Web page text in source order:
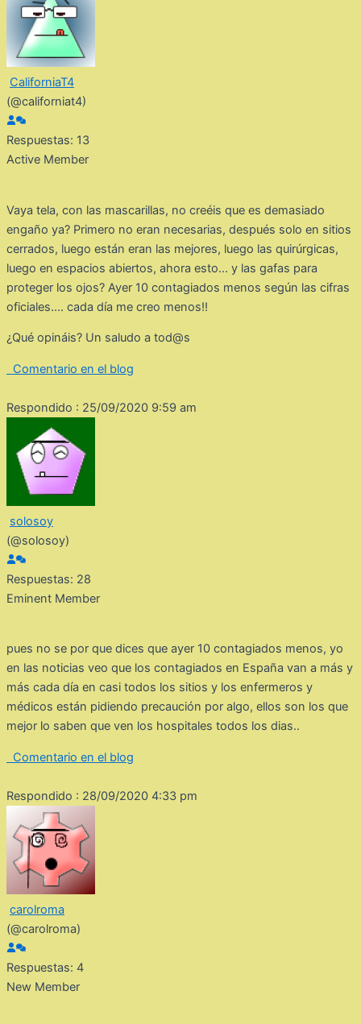
CaliforniaT4
(@californiat4)
Respuestas: 13
Active Member
Vaya tela, con las mascarillas, no creéis que es demasiado
engaño ya? Primero no eran necesarias, después solo en sitios
cerrados, luego están eran las mejores, luego las quirúrgicas,
luego en espacios abiertos, ahora esto... y las gafas para
proteger los ojos? Ayer 10 contagiados menos según las cifras
oficiales.... cada día me creo menos!!
¿Qué opináis? Un saludo a tod@s
Comentario en el blog
Respondido : 25/09/2020 9:59 am
solosoy
(@solosoy)
Respuestas: 28
Eminent Member
pues no se por que dices que ayer 10 contagiados menos, yo
en las noticias veo que los contagiados en España van a más y
más cada día en casi todos los sitios y los enfermeros y
médicos están pidiendo precaución por algo, ellos son los que
mejor lo saben que ven los hospitales todos los dias..
Comentario en el blog
Respondido : 28/09/2020 4:33 pm
carolroma
(@carolroma)
Respuestas: 4
New Member